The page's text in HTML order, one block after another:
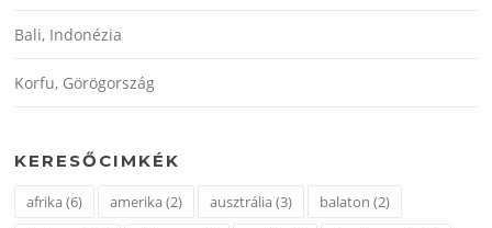
Bali, Indonézia
Korfu, Görögország
KERESŐCIMKÉK
afrika(6) amerika(2) ausztrália(3) balaton (2)